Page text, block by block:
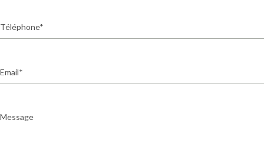
Téléphone
Email
Message